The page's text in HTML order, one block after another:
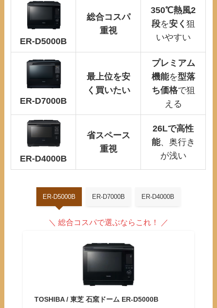
ER-D5000B
総合コスパ
重視
350℃熱風2
段を安く 狙
いやすい
ER-D7000B
最上位を安
く買いたい
プレミアム
機能を型落
ち価格で狙
える
ER-D4000B
省スペース
重視
26Lで高性
能、奥行き
が浅い
ER-D5000B ER-D7000B ER-D4000B
＼ 総合コスパで選ぶならこれ ！ ／
TOSHIBA / 東芝 石窯ドーム ER-D5000B